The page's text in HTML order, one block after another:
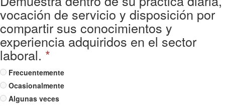
vocación de servicio y disposición por
compartir sus conocimientos y
experiencia adquiridos en el sector
laboral. *
Frecuentemente
Ocasionalmente
Algunas veces